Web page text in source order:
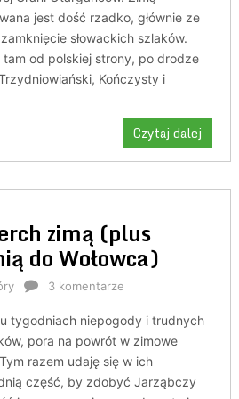
jest dość rzadko, głównie ze
słowackich szlaków.
tam od polskiej strony, po drodze
Kończysty i
Czytaj dalej
zimą (plus
do Wołowca)
3 komentarze
tygodniach niepogody i trudnych
pora na powrót w zimowe
razem udaję się w ich
część, by zdobyć Jarząbczy